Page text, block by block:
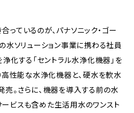
っているのが、パナソニック・ゴー
水ソリューション事業に携わる社員
化する「セントラル水浄化機器」を
性能な水浄化機器と、硬水を軟水
売。さらに、機器を導入する前の水
ビスも含めた生活用水のワンスト